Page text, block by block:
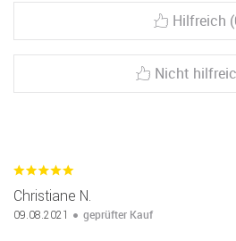
Hilfreich
Nicht
Christiane N.
09.08.2021 geprüfter Kauf